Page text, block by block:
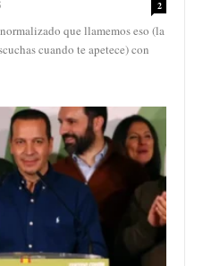
2
que llamemos eso (la
cuando te apetece) con